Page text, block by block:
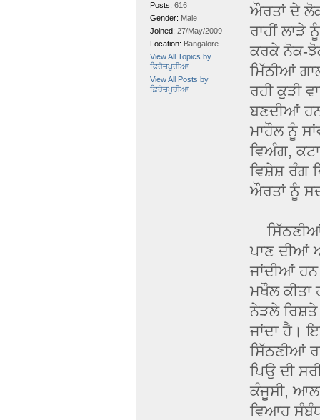
Posts: 616
Gender: Male
Joined: 27/May/2009
Location: Bangalore
View All Topics by
ਫ਼ਿਰੋਜ਼ਪੁਰੀਆ
View All Posts by
ਫ਼ਿਰੋਜ਼ਪੁਰੀਆ
ਔਰਤਾਂ ਦੇ
ਰਾਹੀਂ
ਕਰਕੇ ਨੋਕ-
ਮਿੱਠੀਆਂ
ਰਹੀ ਕੁੜੀ
ਬਣਦੀਆਂ
ਮਾਹੌਲ ਨੂੰ
ਵਿਅੰਗ,
ਵਿਸ਼ੇਸ਼ ਰੰਗ
ਔਰਤਾਂ ਨੂੰ
ਸਿੱਠਣੀਆਂ
ਪਾਣ ਦੀਆਂ
ਜਾਂਦੀਆਂ
ਮਖੌਲ ਕੀਤਾ
ਨੇੜਲੇ
ਜਾਂਦਾ ਹੈ।
ਸਿੱਠਣੀਆਂ
ਪਿਉ ਦੀ
ਕੰਜੂਸੀ,
ਵਿਆਹ